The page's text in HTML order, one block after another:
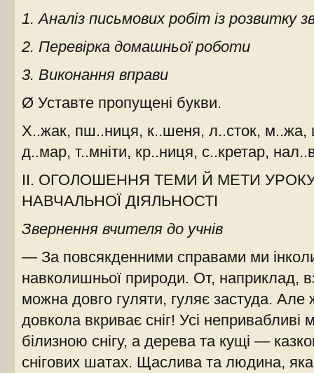
1. Аналіз письмових робіт із розвитку
2. Перевірка домашньої роботи
3. Виконання вправи
Ø Уставте пропущені букви.
Х..жак, пш..ниця, к..шеня, л..сток, м..жа,
д..мар, т..мніти, кр..ниця, с..кретар,
ІІ. ОГОЛОШЕННЯ ТЕМИ Й МЕТИ
НАВЧАЛЬНОЇ ДІЯЛЬНОСТІ
Звернення вчителя до учнів
— За повсякденними справами ми
навколишньої природи. От, наприклад,
можна довго гуляти, гуляє застуда. Але
довкола вкриває сніг! Усі непривабливі
білизною снігу, а дерева та кущі —
снігових шатах. Щаслива та людина,